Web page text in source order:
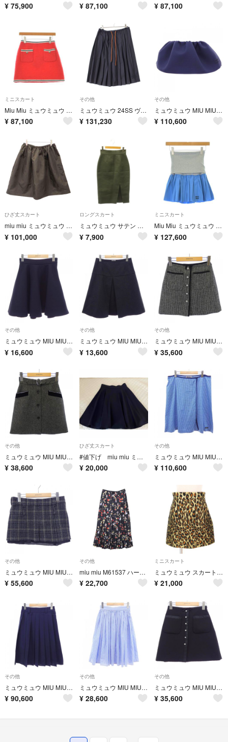
¥ 75,900 ¥ 87,100 ¥ 87,100
ミニスカート
Miu Miu ミュウミュウ ミニスカート S 赤 【古着】【中古】【送料無料】
¥ 87,100
その他
ミュウミュウ 24SS ヴァージンウール ロゴ バタヴィア ドローコード プリーツ スカート MG2237 ネイビー ブラウン 36【中古】
¥ 131,230
その他
ミュウミュウ MIU MIU MG2200 SOOO 14ZO スカート
¥ 110,600
ひざ丈スカート
miu miu ミュウミュウ 26SS テクニカル ガザール スカート M62425 ブラウン 36
¥ 101,000
ロングスカート
ミュウミュウ サテン スリットタイトスカート シルク ロング 38 グレー
¥ 7,900
ミニスカート
Miu Miu ミュウミュウ ミニスカート S グレー 【古着】【中古】【送料無料】
¥ 127,600
その他
ミュウミュウ MIU MIU スカート
¥ 16,600
その他
ミュウミュウ MIU MIU スカート
¥ 13,600
その他
ミュウミュウ MIU MIU MG1356 1CVu スカート
¥ 35,600
その他
ミュウミュウ MIU MIU MG1297 1TTT スカート
¥ 38,600
ひざ丈スカート
#値下げ miu miu ミュウミュウ フレアスカート ネイビー 42 美品
¥ 20,000
その他
ミュウミュウ MIU MIU MG2627 SOOO 1878 スカート
¥ 110,600
その他
ミュウミュウ MIU MIU MG1876 113H スカート
¥ 55,600
その他
miu miu M61537 ハート ロゴ プリント PO プリーツ スカート
¥ 22,700
ミニスカート
ミュウミュウ スカート 【Bランク】【中古】
¥ 21,000
その他
ミュウミュウ MIU MIU MG1781 D39 スカート
¥ 90,600
その他
ミュウミュウ MIU MIU MG980 Z58 スカート
¥ 28,600
その他
ミュウミュウ MIU MIU MG1276 1R1 スカート
¥ 35,600